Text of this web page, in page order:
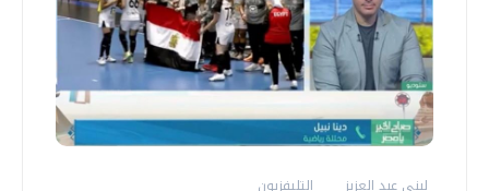
لبنى عبد العزيز
التليفزيون